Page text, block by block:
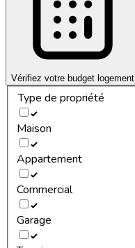
Vérifiez votre budget logement
Type de propriété
Maison
Appartement
Commercial
Garage